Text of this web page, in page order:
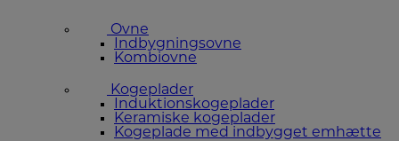
Ovne
Indbygningsovne
Kombiovne
Kogeplader
Induktionskogeplader
Keramiske kogeplader
Kogeplade med indbygget emhætte